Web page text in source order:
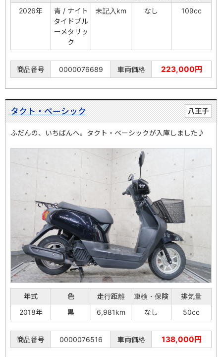
2026年
青 / ナイト
タイドブル
ーメタリッ
ク
未記入km なし 109cc
商品番号 0000076689 車両価格 223,000円
八王子
タクト・ベーシック
ふだんの、いちばんへ。タクト・ベーシックが入庫しました♪
年式 色 走行距離 車検・保険
排気量
2018年
黒 6,981km なし 50cc
商品番号 0000076516 車両価格 138,000円